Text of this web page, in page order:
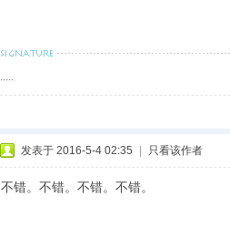
.....
发表于 2016-5-4 02:35 只看该作者
不错。不错。不错。不错。